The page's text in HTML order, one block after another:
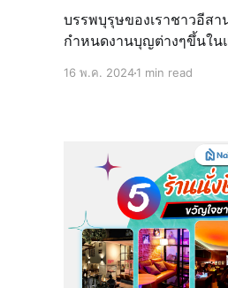
บรรพบุรุษของเราชาวอีส
กำหนดงานบุญต่างๆขึ้นใน
16 พ.ค. 20241 min read